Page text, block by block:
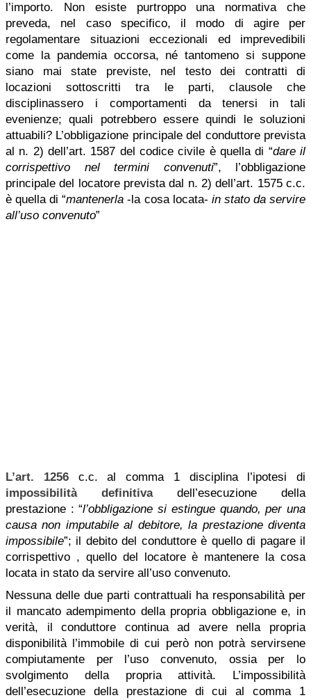
l’importo. Non esiste purtroppo una normativa che
preveda, nel caso specifico, il modo di agire per
regolamentare situazioni eccezionali ed imprevedibili
come la pandemia occorsa, né tantomeno si suppone
siano mai state previste, nel testo dei contratti di
locazioni sottoscritti tra le parti, clausole che
disciplinassero i comportamenti da tenersi in tali
evenienze; quali potrebbero essere quindi le soluzioni
attuabili? L’obbligazione principale del conduttore prevista
al n. 2) dell’art. 1587 del codice civile è quella di “dare il
corrispettivo nel termini convenuti”, l’obbligazione
principale del locatore prevista dal n. 2) dell’art. 1575 c.c.
è quella di “mantenerla -la cosa locata- in stato da servire
all’uso convenuto”
L’art. 1256 c.c. al comma 1 disciplina l’ipotesi di
impossibilità definitivadell’esecuzione della
prestazione : “l’obbligazione si estingue quando, per una
causa non imputabile al debitore, la prestazione diventa
impossibile”; il debito del conduttore è quello di pagare il
corrispettivo , quello del locatore è mantenere la cosa
locata in stato da servire all’uso convenuto.
Nessuna delle due parti contrattuali ha responsabilità per
il mancato adempimento della propria obbligazione e, in
verità, il conduttore continua ad avere nella propria
disponibilità l’immobile di cui però non potrà servirsene
compiutamente per l’uso convenuto, ossia per lo
svolgimento della propria attività. L’impossibilità
dell’esecuzione della prestazione di cui al comma 1